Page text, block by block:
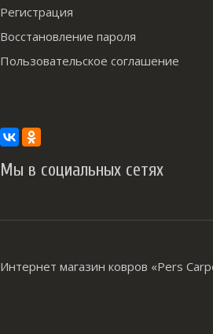
Регистрация
Восстановление пароля
Пользовательское соглашение
Мы в социальных сетях
Интернет магазин ковров «Pers